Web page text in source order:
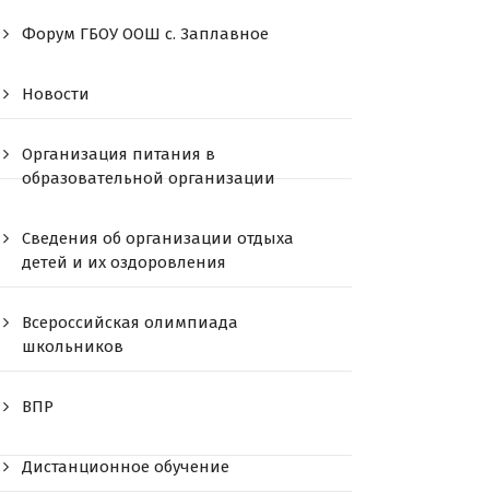
Форум ГБОУ ООШ c. Заплавное
Новости
Организация питания в
образовательной организации
Сведения об организации отдыха
детей и их оздоровления
Всероссийская олимпиада
школьников
ВПР
Дистанционное обучение